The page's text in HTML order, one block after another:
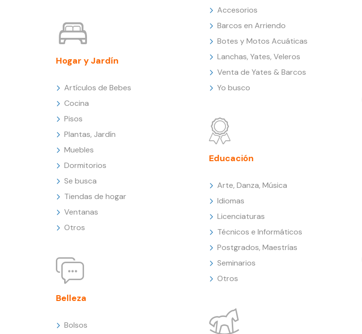
Hogar y Jardín
Artículos de Bebes
Cocina
Pisos
Plantas, Jardín
Muebles
Dormitorios
Se busca
Tiendas de hogar
Ventanas
Otros
Belleza
Bolsos
Accesorios
Barcos en Arriendo
Botes y Motos Acuáticas
Lanchas, Yates, Veleros
Venta de Yates & Barcos
Yo busco
Educación
Arte, Danza, Música
Idiomas
Licenciaturas
Técnicos e Informáticos
Postgrados, Maestrías
Seminarios
Otros